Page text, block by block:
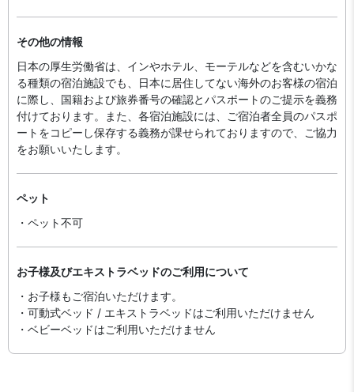
その他の情報
日本の厚生労働省は、インやホテル、モーテルなどを含むいかな
る種類の宿泊施設でも、日本に​居住してない海外のお客様の宿泊
に際し、国籍および旅券番号の確認とパスポートのご提示を義務
付け​ております。また、各宿泊施設には、ご宿泊者全員のパスポ
ートをコピーし保存する義務が課せられておりますの​で、ご協力
をお願いいたします。
ペット
・ペット不可
お子様及びエキストラベッドのご利用について
・お子様もご宿泊いただけます。
・可動式ベッド / エキストラベッドはご利用いただけません
・ベビーベッドはご利用いただけません